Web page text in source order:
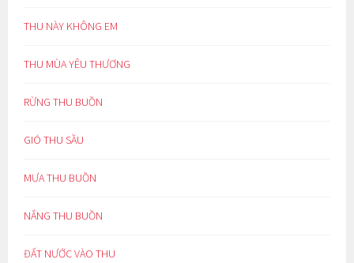
THU NÀY KHÔNG EM
THU MÙA YÊU THƯƠNG
RỪNG THU BUỒN
GIÓ THU SẦU
MƯA THU BUỒN
NẮNG THU BUỒN
ĐẤT NƯỚC VÀO THU